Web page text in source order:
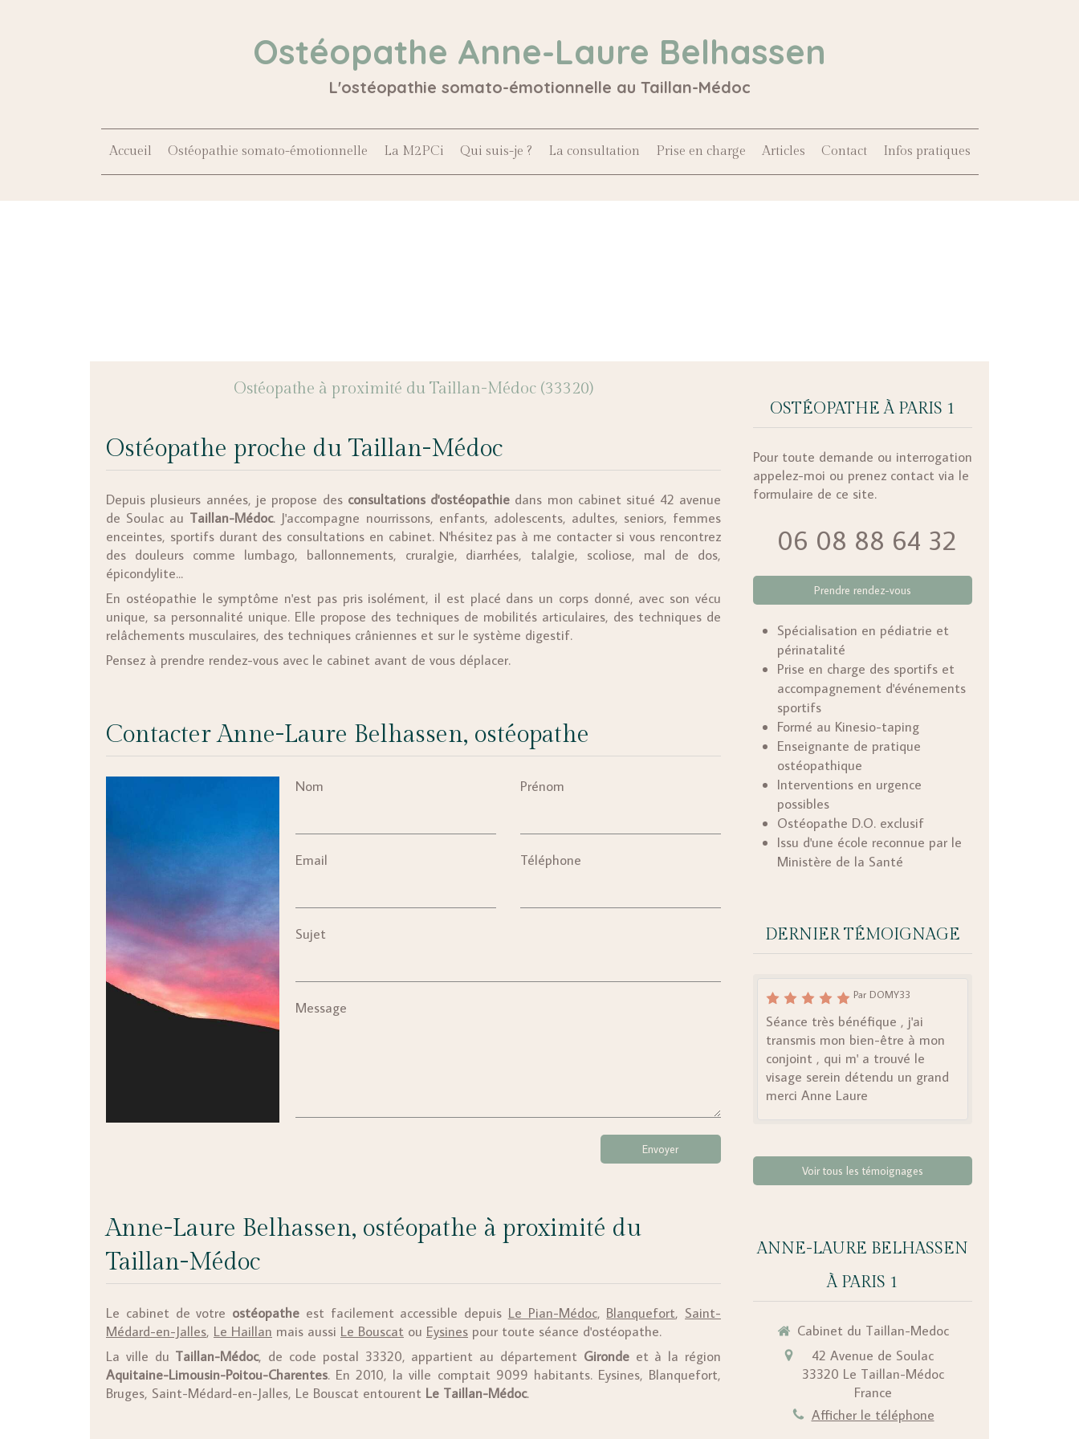
Ostéopathe Anne-Laure Belhassen
L'ostéopathie somato-émotionnelle au Taillan-Médoc
Accueil Ostéopathie somato-émotionnelle La M2PCi Qui suis-je ? La consultation Prise en charge Articles Contact Infos pratiques
Ostéopathe à proximité du Taillan-Médoc (33320)
Ostéopathe proche du Taillan-Médoc
Depuis plusieurs années, je propose des consultations d'ostéopathie dans mon cabinet situé 42 avenue
de Soulac au Taillan-Médoc. J'accompagne nourrissons, enfants, adolescents, adultes, seniors, femmes
enceintes, sportifs durant des consultations en cabinet. N'hésitez pas à me contacter si vous rencontrez
des douleurs comme lumbago, ballonnements, cruralgie, diarrhées, talalgie, scoliose, mal de dos,
épicondylite...
En ostéopathie le symptôme n'est pas pris isolément, il est placé dans un corps donné, avec son vécu
unique, sa personnalité unique. Elle propose des techniques de mobilités articulaires, des techniques de
relâchements musculaires, des techniques crâniennes et sur le système digestif.
Pensez à prendre rendez-vous avec le cabinet avant de vous déplacer.
Contacter Anne-Laure Belhassen, ostéopathe
Nom Prénom
Email Téléphone
Sujet
Message
Envoyer
Anne-Laure Belhassen, ostéopathe à proximité du
Taillan-Médoc
Le cabinet de votre ostéopathe est facilement accessible depuis Le Pian-Médoc, Blanquefort, Saint-
Médard-en-Jalles, Le Haillan mais aussi Le Bouscat ou Eysines pour toute séance d'ostéopathe.
La ville du Taillan-Médoc, de code postal 33320, appartient au département Girondeet à la région
Aquitaine-Limousin-Poitou-Charentes. En 2010, la ville comptait 9099 habitants. Eysines, Blanquefort,
Bruges, Saint-Médard-en-Jalles, Le Bouscat entourent Le Taillan-Médoc.
OSTÉOPATHE À PARIS 1
Pour toute demande ou interrogation
appelez-moi ou prenez contact via le
formulaire de ce site.
06 08 88 64 32
Prendre rendez-vous
Spécialisation en pédiatrie et
périnatalité
Prise en charge des sportifs et
accompagnement d'événements
sportifs
Formé au Kinesio-taping
Enseignante de pratique
ostéopathique
Interventions en urgence
possibles
Ostéopathe D.O. exclusif
Issu d'une école reconnue par le
Ministère de la Santé
DERNIER TÉMOIGNAGE
Par DOMY33
Séance très bénéfique , j'ai
transmis mon bien-être à mon
conjoint , qui m' a trouvé le
visage serein détendu un grand
merci Anne Laure
Voir tous les témoignages
ANNE-LAURE BELHASSEN
À PARIS 1
Cabinet du Taillan-Medoc
42 Avenue de Soulac
33320 Le Taillan-Médoc
France
Afficher le téléphone